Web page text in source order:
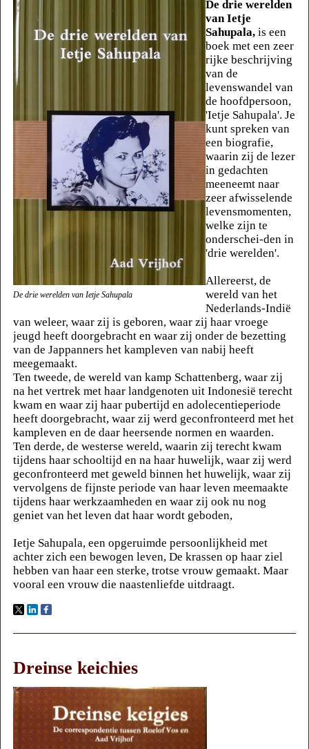
De drie werelden van Ietje Sahupala
De drie werelden
van Ietje
Sahupala, is een
boek met een zeer
rijke beschrijving
van de
levenswandel van
de hoofdpersoon,
'Ietje Sahupala'. Je
kunt spreken van
een biografie,
waarin zij de lezer
in gedachten
meeneemt naar
zeer afwisselende
levensmomenten,
welke zijn te
onderschei-den in
'drie werelden'.
Allereerst, de
wereld van het
Nederlands-Indië
van weleer, waar zij is geboren, waar zij haar vroege
jeugd heeft doorgebracht en waar zij onder de bezetting
van de Jappanners het kampleven van nabij heeft
meegemaakt.
Ten tweede, de wereld van kamp Schattenberg, waar zij
na het vertrek met haar landgenoten uit Indonesië terecht
kwam en waar zij haar pubertijd en adolecentieperiode
heeft doorgebracht, waar zij werd geconfronteerd met het
kampleven en de daar heersende normen en waarden.
Ten derde, de westerse wereld, waarin zij terecht kwam
tijdens haar schooltijd en na haar huwelijk, waar zij werd
geconfronteerd met geweld binnen het huwelijk, waar zij
vervolgens de fijnste periode van haar leven meemaakte
tijdens haar werkzaamheden en waar zij ook nu nog
geniet van het leven dat haar wordt geboden,
Ietje Sahupala, een opgeruimde persoonlijkheid met
achter zich een bewogen leven, De krassen op haar ziel
hebben van haar een sterke, trotse vrouw gemaakt. Maar
vooral een vrouw die naastenliefde uitdraagt.
Dreinse keichies